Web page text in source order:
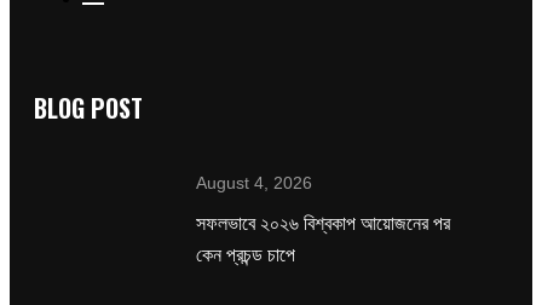
BLOG POST
August 4, 2026
সফলভাবে ২০২৬ বিশ্বকাপ আয়োজনের পর
কেন প্রচন্ড চাপে